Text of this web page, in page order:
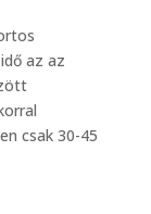
az az
csak 30-45